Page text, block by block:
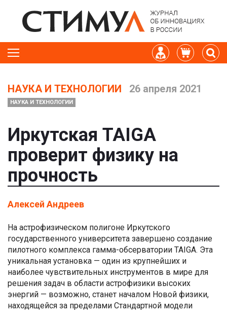
НАУКА И ТЕХНОЛОГИИ 26 апреля 2021
НАУКА И ТЕХНОЛОГИИ
Иркутская TAIGA
проверит физику на
прочность
Алексей Андреев
На астрофизическом полигоне Иркутского
государственного университета завершено создание
пилотного комплекса гамма-обсерватории TAIGA. Эта
уникальная установка — один из крупнейших и
наиболее чувствительных инструментов в мире для
решения задач в области астрофизики высоких
энергий — возможно, станет началом Новой физики,
находящейся за пределами Стандартной модели